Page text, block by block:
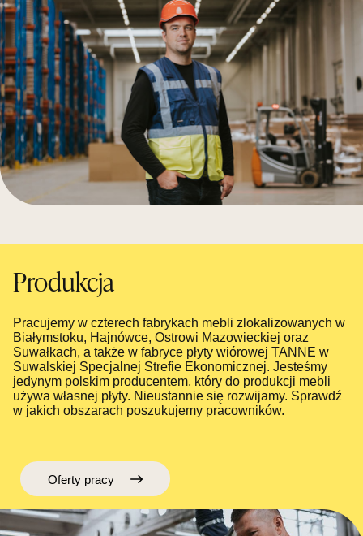
Produkcja
Pracujemy w czterech fabrykach mebli zlokalizowanych w
Białymstoku, Hajnówce, Ostrowi Mazowieckiej oraz
Suwałkach, a także w fabryce płyty wiórowej TANNE w
Suwalskiej Specjalnej Strefie Ekonomicznej. Jesteśmy
jedynym polskim producentem, który do produkcji mebli
używa własnej płyty. Nieustannie się rozwijamy. Sprawdź
w jakich obszarach poszukujemy pracowników.
Oferty pracy